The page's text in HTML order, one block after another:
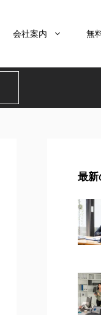
会社案内 無
最新